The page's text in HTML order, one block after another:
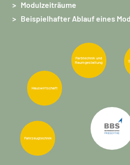
> Modulzeiträume
> Beispielhafter Ablauf eines
Farbtechnik und
Raumgestaltung
Fahrzeugtechnik
Hauswirtschaft